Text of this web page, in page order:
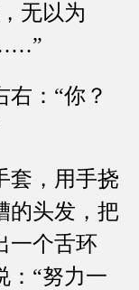
无以为
：“你？
，用手挠
的头发，把
一个舌环
：“努力一